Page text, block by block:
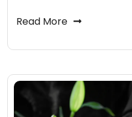
Read More